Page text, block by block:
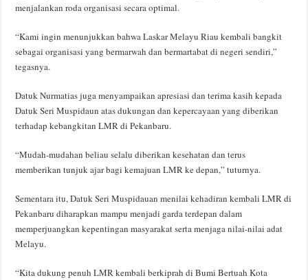
menjalankan roda organisasi secara optimal.
“Kami ingin menunjukkan bahwa Laskar Melayu Riau kembali bangkit
sebagai organisasi yang bermarwah dan bermartabat di negeri sendiri,”
tegasnya.
Datuk Nurmatias juga menyampaikan apresiasi dan terima kasih kepada
Datuk Seri Muspidaun atas dukungan dan kepercayaan yang diberikan
terhadap kebangkitan LMR di Pekanbaru.
“Mudah-mudahan beliau selalu diberikan kesehatan dan terus
memberikan tunjuk ajar bagi kemajuan LMR ke depan,” tuturnya.
Sementara itu, Datuk Seri Muspidauan menilai kehadiran kembali LMR di
Pekanbaru diharapkan mampu menjadi garda terdepan dalam
memperjuangkan kepentingan masyarakat serta menjaga nilai-nilai adat
Melayu.
“Kita dukung penuh LMR kembali berkiprah di Bumi Bertuah Kota